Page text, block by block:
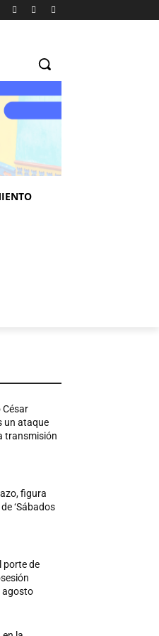
César
un ataque
transmisión
figura
‘Sábados
porte de
agosto